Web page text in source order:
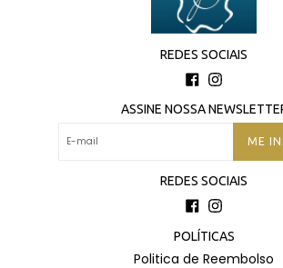
REDES SOCIAIS
Facebook
Instagram
ASSINE NOSSA
ME
REDES SOCIAIS
Facebook
Instagram
POLÍTICAS
Politica de Reembolso